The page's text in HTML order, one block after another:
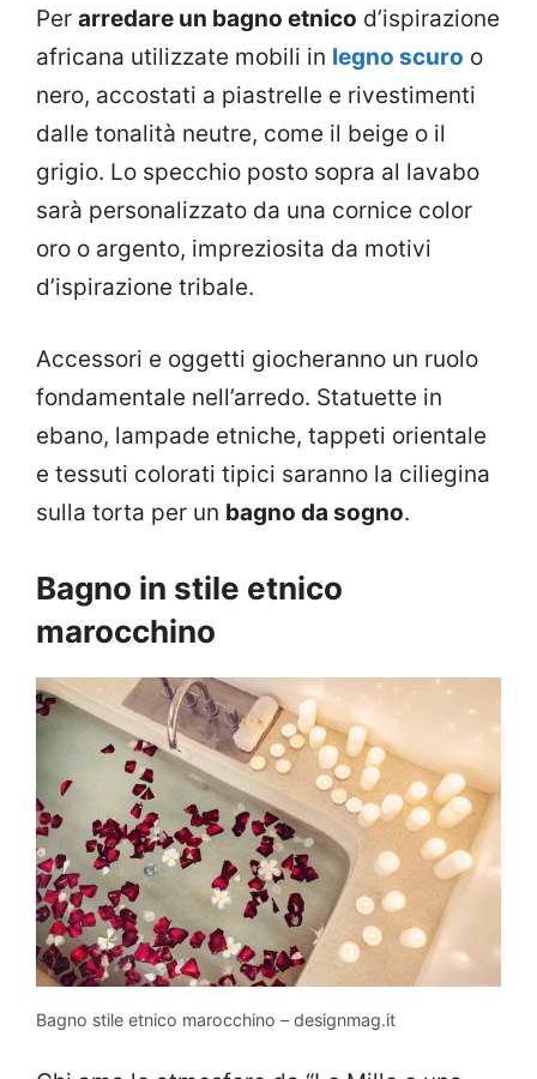
Per arredare un bagno etnico d’ispirazione
africana utilizzate mobili in legno scuro o
nero, accostati a piastrelle e rivestimenti
dalle tonalità neutre, come il beige o il
grigio. Lo specchio posto sopra al lavabo
sarà personalizzato da una cornice color
oro o argento, impreziosita da motivi
d’ispirazione tribale.
Accessori e oggetti giocheranno un ruolo
fondamentale nell’arredo. Statuette in
ebano, lampade etniche, tappeti orientale
e tessuti colorati tipici saranno la ciliegina
sulla torta per un bagno da sogno.
Bagno in stile etnico
marocchino
Bagno stile etnico marocchino – designmag.it